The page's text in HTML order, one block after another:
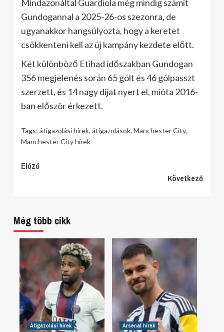
Mindazonáltal Guardiola még mindig számít
Gundogannal a 2025-26-os szezonra, de
ugyanakkor hangsúlyozta, hogy a keretet
csökkenteni kell az új kampány kezdete előtt.
Két különböző Etihad időszakban Gundogan
356 megjelenés során 65 gólt és 46 gólpasszt
szerzett, és 14 nagy díjat nyert el, mióta 2016-
ban először érkezett.
Tags: átigazolási hírek, átigazolások, Manchester City,
Manchester City hírek
Continue
Előző
Következő
Még több cikk
Átigazolási hírek
Arsenal hírek